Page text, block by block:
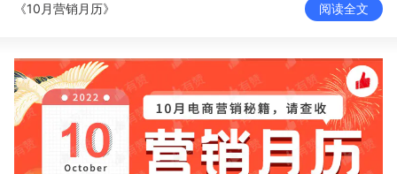
新零售大会
新零售私享会 门店经营增长公开课
AllValue 战略合作
增长产品指南
《10月营销月历》 阅读全文